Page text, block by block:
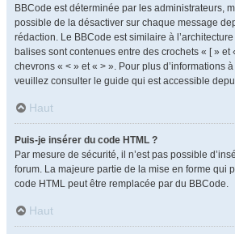
BBCode est déterminée par les administrateurs,
possible de la désactiver sur chaque message
rédaction. Le BBCode est similaire à
balises sont contenues entre des crochets « [ » et
chevrons « < » et « > ». Pour plus d’informations
veuillez consulter le guide qui est accessible
Haut
Puis-je insérer du code HTML ?
Par mesure de sécurité, il n’est pas possible
forum. La majeure partie de la mise en forme qui
code HTML peut être remplacée par du BBCode.
Haut